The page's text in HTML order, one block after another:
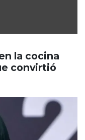
la cocina
convirtió